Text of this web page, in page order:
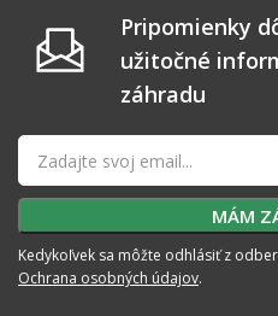
Pripomienky
užitočné
záhradu
Kedykoľvek sa môžte odhlásiť z
Ochrana osobných údajov.